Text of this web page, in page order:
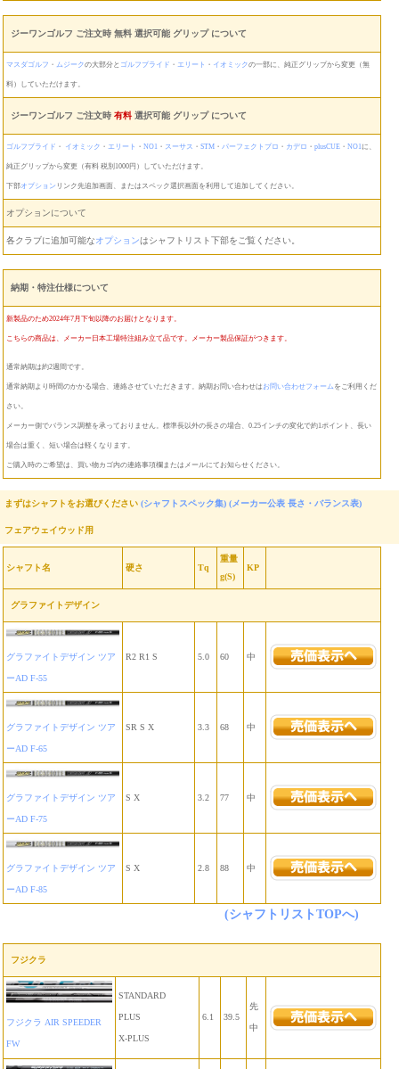
ジーワンゴルフ ご注文時 無料 選択可能 グリップ について
マスダゴルフ ・ ムジークの大部分と ゴルフプライド ・ エリート ・ イオミックの一部に、純正グリップから変更（無
料）していただけます。
ジーワンゴルフ ご注文時 有料 選択可能 グリップ について
ゴルフプライド ・ イオミック ・ エリート ・ NO1 ・ スーサス ・ STM ・ パーフェクトプロ ・ カデロ ・ plusCUE ・ NO1 に、
純正グリップから変更（有料 税別1000円）していただけます。
下部オプション リンク先追加画面、またはスペック選択画面を利用して追加してください。
オプションについて
各クラブに追加可能なオプションはシャフトリスト下部をご覧ください。
納期・特注仕様について
新製品のため2024年7月下旬以降のお届けとなります。
こちらの商品は、メーカー日本工場特注組み立て品です。メーカー製品保証がつきます。
通常納期は約2週間です。
通常納期より時間のかかる場合、連絡させていただきます。納期お問い合わせは お問い合わせフォーム をご利用くだ
さい。
メーカー側でバランス調整を承っておりません。標準長以外の長さの場合、0.25インチの変化で約1ポイント、長い
場合は重く、短い場合は軽くなります。
ご購入時のご希望は、買い物カゴ内の連絡事項欄またはメールにてお知らせください。
まずはシャフトをお選びください (シャフトスペック集) (メーカー公表 長さ・バランス表)
フェアウェイウッド用
シャフト名 硬さ Tq
重量
g(S)
KP
グラファイトデザイン
グラファイトデザイン ツア
ーAD F-55
R2 R1 S 5.0 60 中
グラファイトデザイン ツア
ーAD F-65
SR S X 3.3 68 中
グラファイトデザイン ツア
ーAD F-75
S X 3.2 77 中
グラファイトデザイン ツア
ーAD F-85
S X 2.8 88 中
(シャフトリストTOPへ)
フジクラ
フジクラ AIR SPEEDER
FW
STANDARD
PLUS
X-PLUS
6.1 39.5
先
中